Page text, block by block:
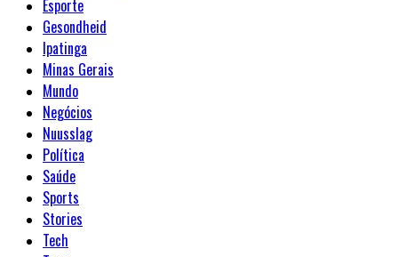
Esporte
Gesondheid
Ipatinga
Minas Gerais
Mundo
Negócios
Nuusslag
Política
Saúde
Sports
Stories
Tech